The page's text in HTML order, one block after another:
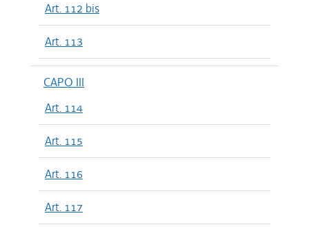
Art. 112 bis
Art. 113
CAPO III
Art. 114
Art. 115
Art. 116
Art. 117